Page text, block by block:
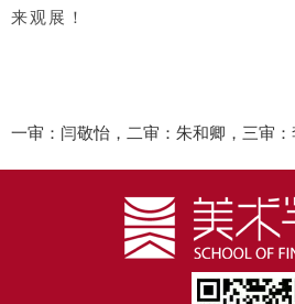
来观展！
一审：闫敬怡，二审：朱和卿，三审